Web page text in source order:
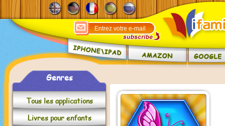
Genres
Tous les applications
Livres pour enfants